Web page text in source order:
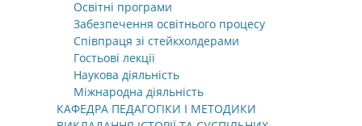
Освітні програми
Забезпечення освітнього процесу
Співпраця зі стейкхолдерами
Гостьові лекції
Наукова діяльність
Міжнародна діяльність
КАФЕДРА ПЕДАГОГІКИ І МЕТОДИКИ